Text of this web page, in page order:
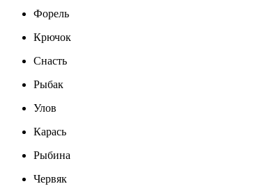
Форель
Крючок
Снасть
Рыбак
Улов
Карась
Рыбина
Червяк